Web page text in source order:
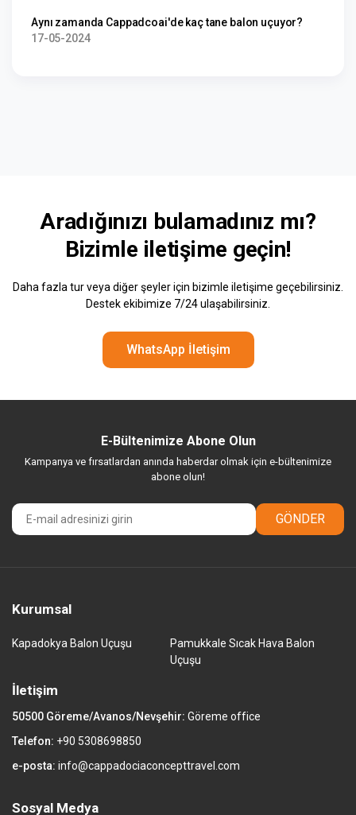
Aynı zamanda Cappadcoai'de kaç tane balon uçuyor?
17-05-2024
Aradığınızı bulamadınız mı?
Bizimle iletişime geçin!
Daha fazla tur veya diğer şeyler için bizimle iletişime geçebilirsiniz.
Destek ekibimize 7/24 ulaşabilirsiniz.
WhatsApp İletişim
E-Bültenimize Abone Olun
Kampanya ve fırsatlardan anında haberdar olmak için e-bültenimize
abone olun!
GÖNDER
Kurumsal
Kapadokya Balon Uçuşu
Pamukkale Sıcak Hava Balon
Uçuşu
İletişim
50500 Göreme/Avanos/Nevşehir: Göreme office
Telefon: +90 5308698850
e-posta: info@cappadociaconcepttravel.com
Sosyal Medya